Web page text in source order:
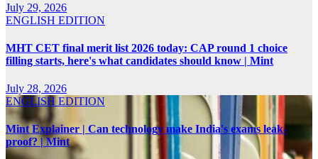
July 29, 2026
ENGLISH EDITION
MHT CET final merit list 2026 today: CAP round 1 choice
filling starts, here's what candidates should know | Mint
July 28, 2026
ENGLISH EDITION
Mint Explainer | Can technology make India's exams leak-
proof? | Mint